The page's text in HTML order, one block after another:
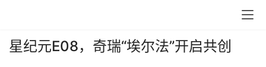
星纪元E08，奇瑞“埃尔法”开启共创